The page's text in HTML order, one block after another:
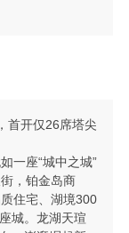
首开仅26席塔尖
一座“城中之城”
，铂金岛商
住宅、湖境300
城。龙湖天瑄